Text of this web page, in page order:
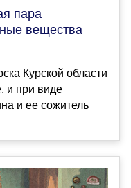
пара
вещества
Курской области
и при виде
и ее сожитель